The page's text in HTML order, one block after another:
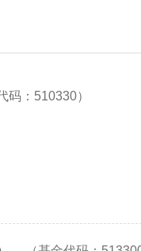
码：510330）